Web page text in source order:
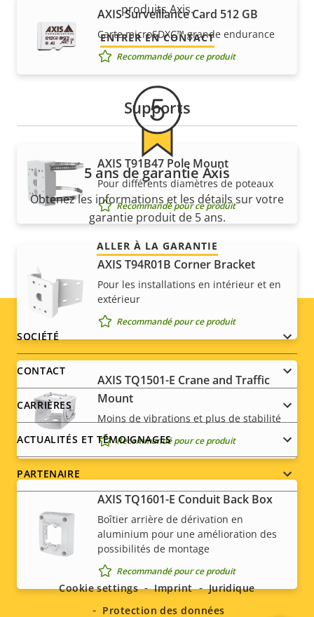
AXIS Surveillance Card 512 GB
Carte microSDXC™ grande endurance
Recommandé pour ce produit
Supports
AXIS T91B47 Pole Mount
Pour différents diamètres de poteaux
Recommandé pour ce produit
AXIS T94R01B Corner Bracket
Pour les installations en intérieur et en
extérieur
Recommandé pour ce produit
AXIS TQ1501-E Crane and Traffic
Mount
Moins de vibrations et plus de stabilité
Recommandé pour ce produit
AXIS TQ1601-E Conduit Back Box
Boîtier arrière de dérivation en
aluminium pour une amélioration des
possibilités de montage
Recommandé pour ce produit
produits Axis.
ENTRER EN CONTACT
5 ans de garantie Axis
Obtenez les informations et les détails sur votre
garantie produit de 5 ans.
ALLER À LA GARANTIE
Footer
menu
SOCIÉTÉ
CONTACT
CARRIÈRES
ACTUALITÉS ET TÉMOIGNAGES
PARTENAIRE
Social
menu
Cookie settings Imprint
Juridique
Protection des données